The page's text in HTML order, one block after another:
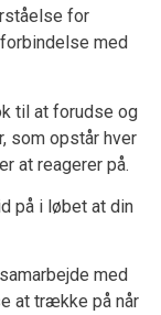
for
med
til at forudse og
som opstår hver
at reagerer på.
på i løbet at din
med
at trække på når